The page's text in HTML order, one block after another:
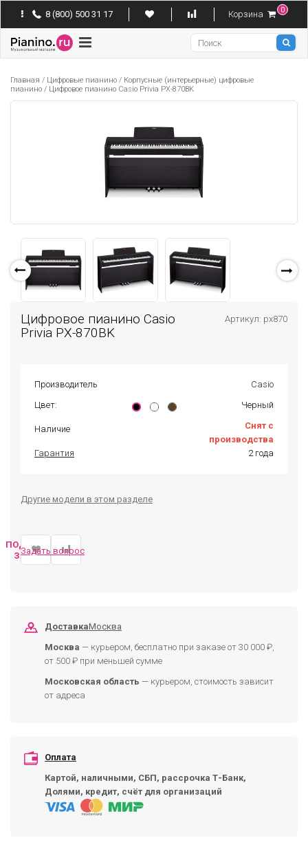
8 (800) 500 31 17 Корзина 0
Pianino
Главная / Цифровые пианино / Корпусные (интерьерные) цифровые
пианино / Цифровое пианино Casio Privia PX-870BK
Цифровое пианино Casio
Privia PX-870BK
Артикул: px870
Производитель
Casio
Цвет:
Черный
Наличие
Снят с
производства
Гарантия
2 года
Другие модели в этом разделе
ПОДОБРАТЬ
ЗАМЕНУ
Задать вопрос
ДоставкаМосква
Москва — курьером, бесплатно при заказе от 30 000 ₽,
от 500 ₽ при меньшей сумме
Московская область — курьером, стоимость зависит
от адреса
Оплата
Картой, наличными, СБП, рассрочка Т-Банк,
Долями, кредит, счёт для организаций